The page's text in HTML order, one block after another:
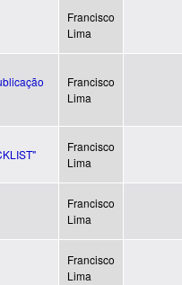
Francisco
Lima
Francisco
Lima
Francisco
Lima
Francisco
Lima
Francisco
Lima